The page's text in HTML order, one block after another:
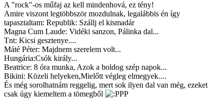
A "rock"-os műfaj az kell mindenhová, ez tény!
Amire viszont legtöbbször mozdulnak, legalábbis én így
tapasztaltam: Republik: Szállj el kismadár
Magna Cum Laude: Vidéki sanzon, Pálinka dal...
Tnt: Kicsi gesztenye....
Máté Péter: Majdnem szerelem volt...
Hungária:Csók király...
Beatrice: 8 óra munka, Azok a boldog szép napok...
Bikini: Közeli helyeken,Mielőtt végleg elmegyek....
És még sorolhatnám reggelig, mert sok ilyen dal van még, ezeket
csak úgy kiemeltem a tömegből